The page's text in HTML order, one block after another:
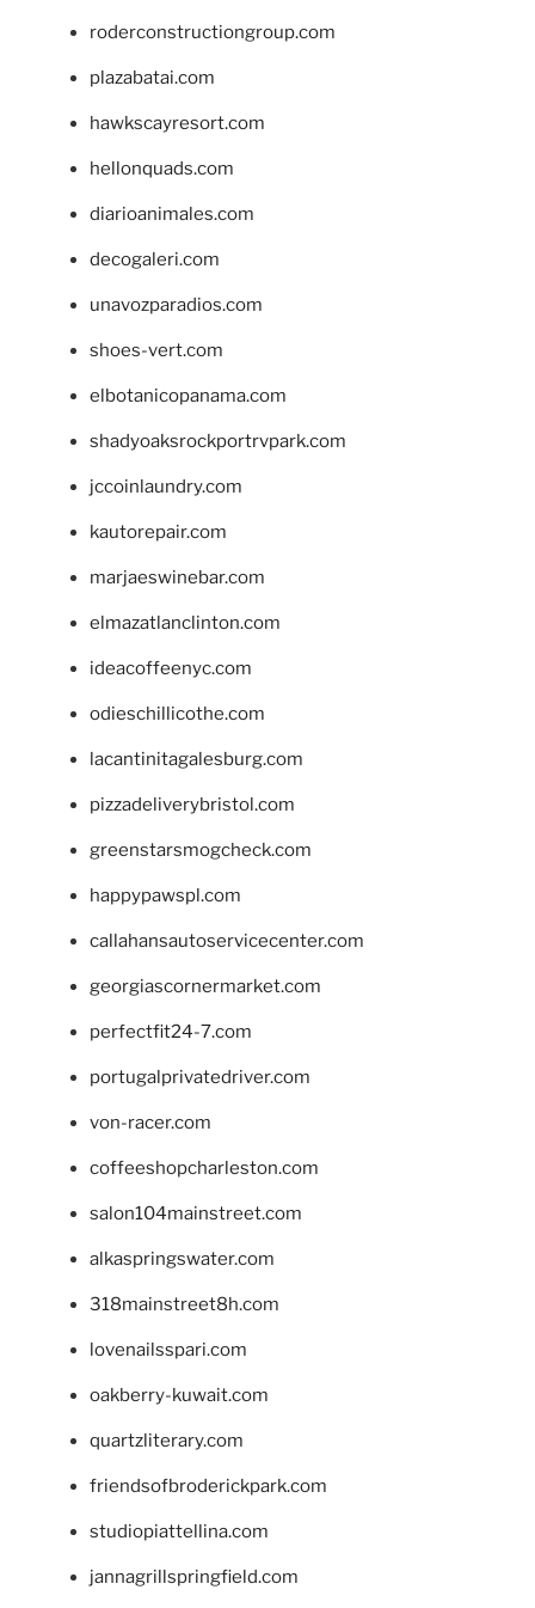
roderconstructiongroup.com
plazabatai.com
hawkscayresort.com
hellonquads.com
diarioanimales.com
decogaleri.com
unavozparadios.com
shoes-vert.com
elbotanicopanama.com
shadyoaksrockportrvpark.com
jccoinlaundry.com
kautorepair.com
marjaeswinebar.com
elmazatlanclinton.com
ideacoffeenyc.com
odieschillicothe.com
lacantinitagalesburg.com
pizzadeliverybristol.com
greenstarsmogcheck.com
happypawspl.com
callahansautoservicecenter.com
georgiascornermarket.com
perfectfit24-7.com
portugalprivatedriver.com
von-racer.com
coffeeshopcharleston.com
salon104mainstreet.com
alkaspringswater.com
318mainstreet8h.com
lovenailsspari.com
oakberry-kuwait.com
quartzliterary.com
friendsofbroderickpark.com
studiopiattellina.com
jannagrillspringfield.com